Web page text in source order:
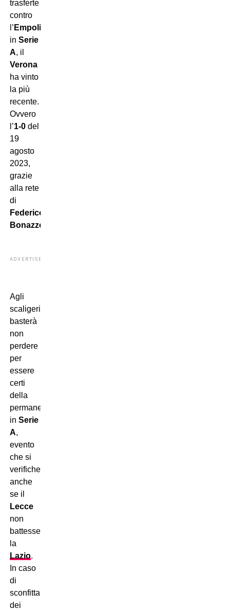
trasferte
contro
l’ Empoli
in Serie
A, il
Verona
ha vinto
la più
recente.
Ovvero
l’1-0del
19
agosto
2023,
grazie
alla rete
di
Federico
Bonazzoli
ADVERTISEMENT
Agli
scaligeri
basterà
non
perdere
per
essere
certi
della
permanenza
in Serie
A,
evento
che si
verificherebbe
anche
se il
Lecce
non
battesse
la
Lazio.
In caso
di
sconfitta
dei